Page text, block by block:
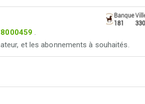
.
et les abonnements à souhaités.